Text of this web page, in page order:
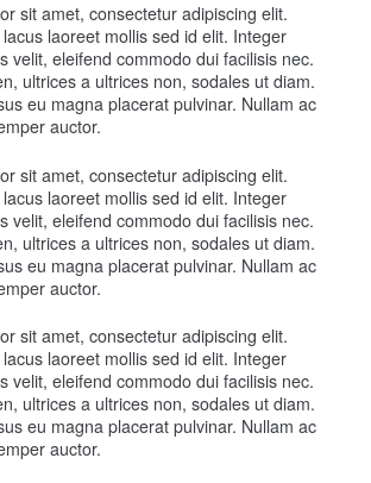
sit amet, consectetur adipiscing elit.
laoreet mollis sed id elit. Integer
velit, eleifend commodo dui facilisis nec.
ultrices a ultrices non, sodales ut diam.
eu magna placerat pulvinar. Nullam ac
auctor.
sit amet, consectetur adipiscing elit.
laoreet mollis sed id elit. Integer
velit, eleifend commodo dui facilisis nec.
ultrices a ultrices non, sodales ut diam.
eu magna placerat pulvinar. Nullam ac
auctor.
sit amet, consectetur adipiscing elit.
laoreet mollis sed id elit. Integer
velit, eleifend commodo dui facilisis nec.
ultrices a ultrices non, sodales ut diam.
eu magna placerat pulvinar. Nullam ac
auctor.